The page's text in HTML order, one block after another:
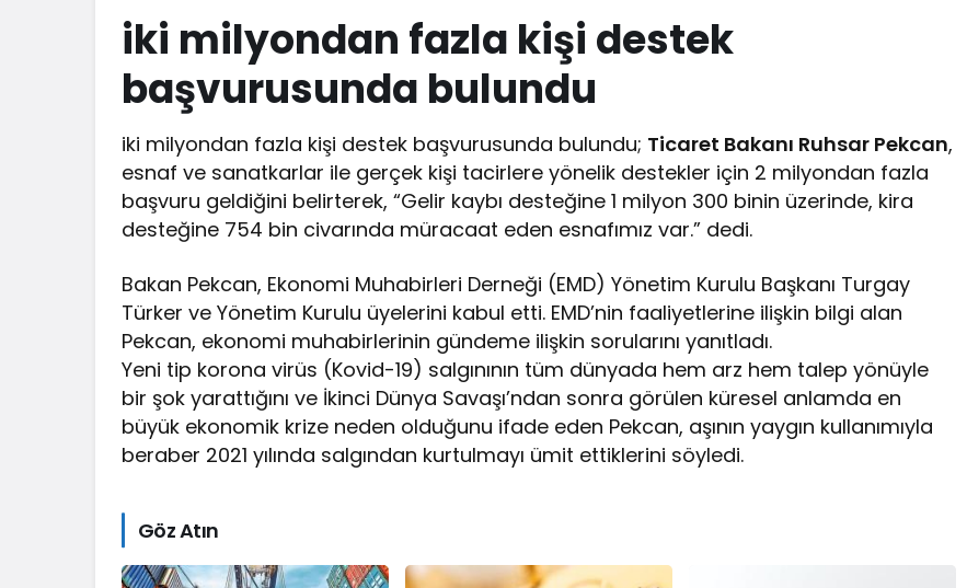
iki milyondan fazla kişi destek
başvurusunda bulundu
iki milyondan fazla kişi destek başvurusunda bulundu; Ticaret Bakanı Ruhsar Pekcan,
esnaf ve sanatkarlar ile gerçek kişi tacirlere yönelik destekler için 2 milyondan fazla
başvuru geldiğini belirterek, “Gelir kaybı desteğine 1 milyon 300 binin üzerinde, kira
desteğine 754 bin civarında müracaat eden esnafımız var.” dedi.
Bakan Pekcan, Ekonomi Muhabirleri Derneği (EMD) Yönetim Kurulu Başkanı Turgay
Türker ve Yönetim Kurulu üyelerini kabul etti. EMD’nin faaliyetlerine ilişkin bilgi alan
Pekcan, ekonomi muhabirlerinin gündeme ilişkin sorularını yanıtladı.
Yeni tip korona virüs (Kovid-19) salgınının tüm dünyada hem arz hem talep yönüyle
bir şok yarattığını ve İkinci Dünya Savaşı’ndan sonra görülen küresel anlamda en
büyük ekonomik krize neden olduğunu ifade eden Pekcan, aşının yaygın kullanımıyla
beraber 2021 yılında salgından kurtulmayı ümit ettiklerini söyledi.
Göz Atın